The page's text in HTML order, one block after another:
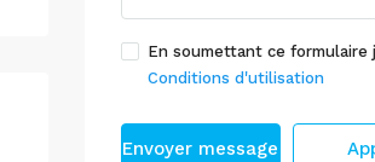
En soumettant ce formulaire
Conditions d'utilisation
Envoyer message